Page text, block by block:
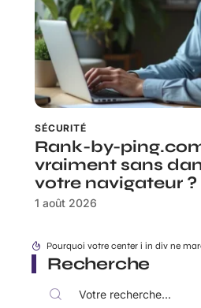
SÉCURITÉ
Rank-by-
vraiment sans
votre navigateur ?
1 août 2026
Recherche